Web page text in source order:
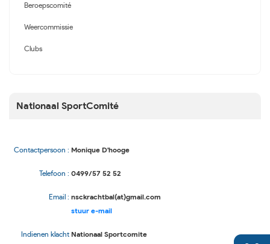
Beroepscomité
Weercommissie
Clubs
Nationaal SportComité
Contactpersoon : Monique D'hooge
Telefoon : 0499/57 52 52
Email : nsckrachtbal(at)gmail.com
stuur e-mail
Indienen klacht Nationaal Sportcomite